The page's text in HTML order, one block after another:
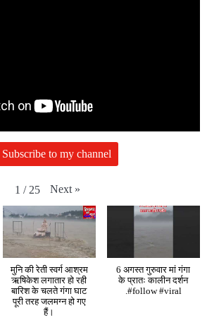
Subscribe to my channel
1 / 25 Next »
मुनि की रेती स्वर्ग आश्रम
ऋषिकेश लगातार हो रही
बारिश के चलते गंगा घाट
पूरी तरह जलमग्न हो गए
हैं।
6 अगस्त गुरुवार मां गंगा
के प्रातः कालीन दर्शन
.#follow #viral